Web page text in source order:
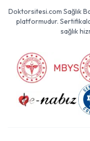
Doktorsitesi.com Sağlık
platformudur.
sağlık